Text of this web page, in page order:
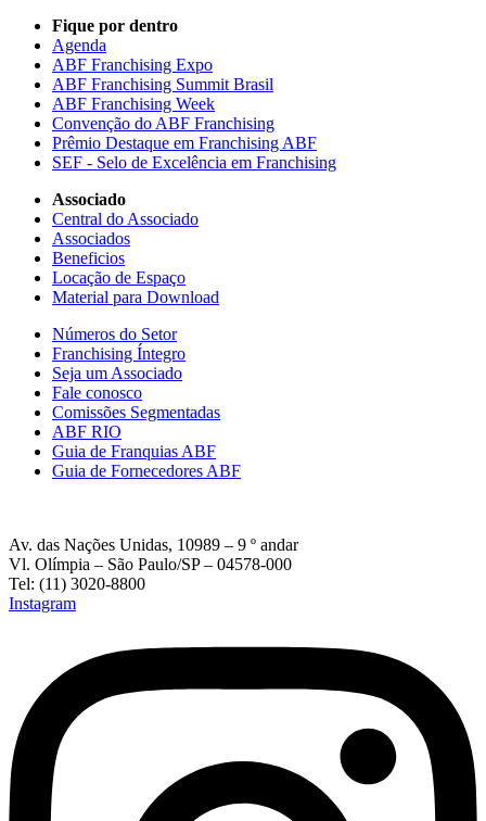
Fique por dentro
Agenda
ABF Franchising Expo
ABF Franchising Summit Brasil
ABF Franchising Week
Convenção do ABF Franchising
Prêmio Destaque em Franchising ABF
SEF - Selo de Excelência em Franchising
Associado
Central do Associado
Associados
Beneficios
Locação de Espaço
Material para Download
Números do Setor
Franchising Íntegro
Seja um Associado
Fale conosco
Comissões Segmentadas
ABF RIO
Guia de Franquias ABF
Guia de Fornecedores ABF
Av. das Nações Unidas, 10989 – 9 º andar
Vl. Olímpia – São Paulo/SP – 04578-000
Tel: (11) 3020-8800
Instagram